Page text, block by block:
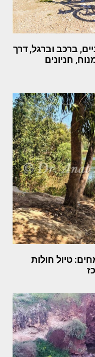
ברכב וברגל, דרך
חניונים
טיול חולות